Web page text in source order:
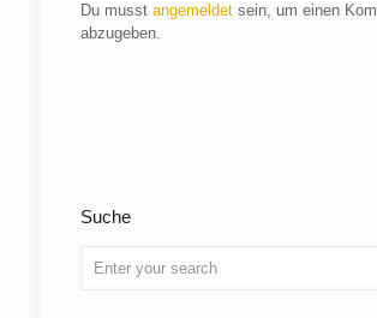
Du musst angemeldetsein, um einen
abzugeben.
Suche